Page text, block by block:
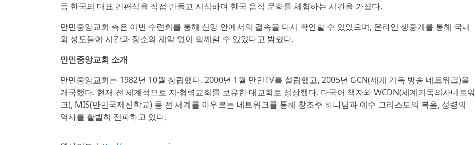
등 한국의 대표 간편식을 직접 만들고 시식하며 한국 음식 문화를 체험하는 시간을 가졌다.
만민중앙교회 측은 이번 수련회를 통해 신앙 안에서의 결속을 다시 확인할 수 있었으며, 온라인 생중계를 통해 국내
외 성도들이 시간과 장소의 제약 없이 함께할 수 있었다고 밝혔다.
만민중앙교회 소개
만민중앙교회는 1982년 10월 창립했다. 2000년 1월 만민TV를 설립했고, 2005년 GCN(세계 기독 방송 네트워크)을
개국했다. 현재 전 세계적으로 지·협력교회를 보유한 대교회로 성장했다. 다국어 책자와 WCDN(세계기독의사네트워
크), MIS(만민국제신학교) 등 전 세계를 아우르는 네트워크를 통해 창조주 하나님과 예수 그리스도의 복음, 성령의
역사를 활발히 전파하고 있다.